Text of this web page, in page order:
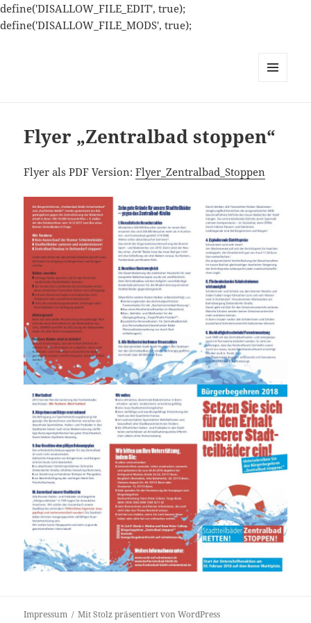
define('DISALLOW_FILE_EDIT', true);
define('DISALLOW_FILE_MODS', true);
Flyer „Zentralbad stoppen“
Flyer als PDF Version:Flyer_Zentralbad_Stoppen
Impressum Mit Stolz präsentiert von WordPress